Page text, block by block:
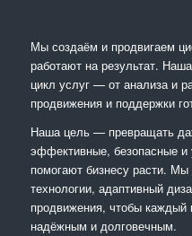
Мы создаём и продвигаем
работают на результат.
цикл услуг — от анализа и
продвижения и поддержки
Наша цель — превращать
эффективные, безопасные
помогают бизнесу расти.
технологии, адаптивный
продвижения, чтобы каждый
надёжным и долговечным.